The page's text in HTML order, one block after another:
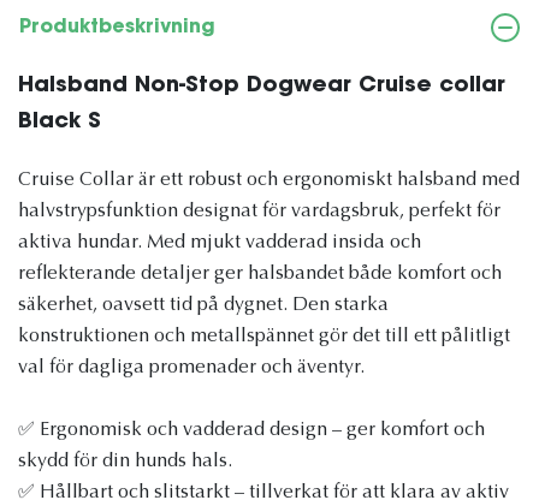
Produktbeskrivning
Halsband Non-Stop Dogwear Cruise collar
Black S
Cruise Collar är ett robust och ergonomiskt halsband med
halvstrypsfunktion designat för vardagsbruk, perfekt för
aktiva hundar. Med mjukt vadderad insida och
reflekterande detaljer ger halsbandet både komfort och
säkerhet, oavsett tid på dygnet. Den starka
konstruktionen och metallspännet gör det till ett pålitligt
val för dagliga promenader och äventyr.
✅ Ergonomisk och vadderad design – ger komfort och
skydd för din hunds hals.
✅ Hållbart och slitstarkt – tillverkat för att klara av aktiv